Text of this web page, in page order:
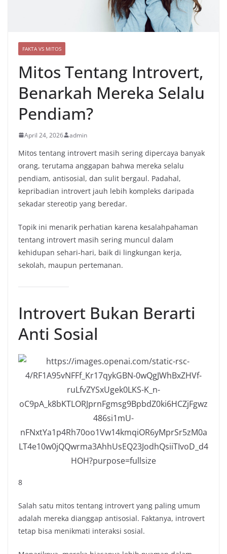
FAKTA VS MITOS
Mitos Tentang Introvert,
Benarkah Mereka Selalu
Pendiam?
April 24, 2026 admin
Mitos tentang introvert masih sering dipercaya banyak
orang, terutama anggapan bahwa mereka selalu
pendiam, antisosial, dan sulit bergaul. Padahal,
kepribadian introvert jauh lebih kompleks daripada
sekadar stereotip yang beredar.
Topik ini menarik perhatian karena kesalahpahaman
tentang introvert masih sering muncul dalam
kehidupan sehari-hari, baik di lingkungan kerja,
sekolah, maupun pertemanan.
Introvert Bukan Berarti
Anti Sosial
8
Salah satu mitos tentang introvert yang paling umum
adalah mereka dianggap antisosial. Faktanya, introvert
tetap bisa menikmati interaksi sosial.